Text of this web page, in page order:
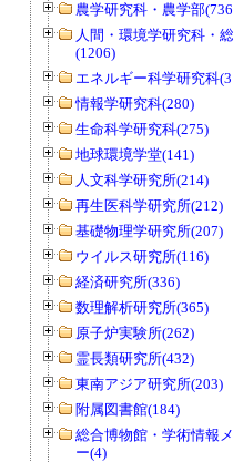
農学研究科・農学部
人間・環境学研究科・
(1206)
エネルギー科学研究科
情報学研究科(280)
生命科学研究科(275)
地球環境学堂(141)
人文科学研究所(214)
再生医科学研究所(212)
基礎物理学研究所(207)
ウイルス研究所(116)
経済研究所(336)
数理解析研究所(365)
原子炉実験所(262)
霊長類研究所(432)
東南アジア研究所(203)
附属図書館(184)
総合博物館・学術情報
ー(4)